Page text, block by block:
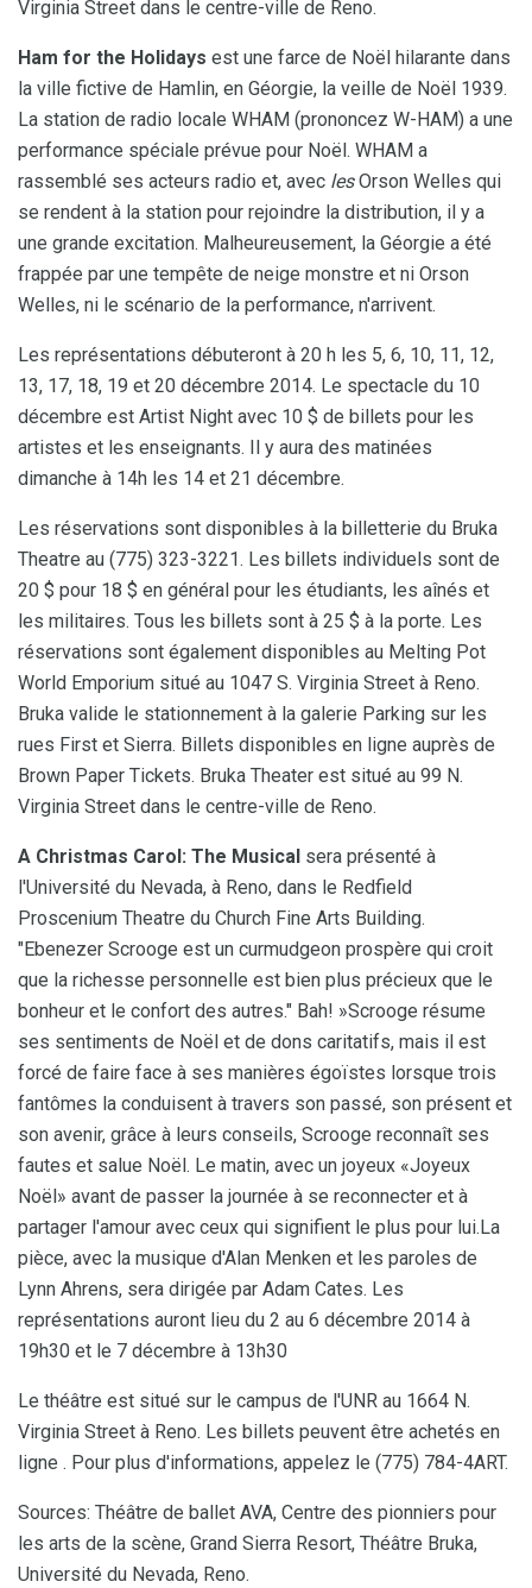
Virginia Street dans le centre-ville de Reno.
Ham for the Holidays est une farce de Noël hilarante dans
la ville fictive de Hamlin, en Géorgie, la veille de Noël 1939.
La station de radio locale WHAM (prononcez W-HAM) a une
performance spéciale prévue pour Noël. WHAM a
rassemblé ses acteurs radio et, avec lesOrson Welles qui
se rendent à la station pour rejoindre la distribution, il y a
une grande excitation. Malheureusement, la Géorgie a été
frappée par une tempête de neige monstre et ni Orson
Welles, ni le scénario de la performance, n'arrivent.
Les représentations débuteront à 20 h les 5, 6, 10, 11, 12,
13, 17, 18, 19 et 20 décembre 2014. Le spectacle du 10
décembre est Artist Night avec 10 $ de billets pour les
artistes et les enseignants. Il y aura des matinées
dimanche à 14h les 14 et 21 décembre.
Les réservations sont disponibles à la billetterie du Bruka
Theatre au (775) 323-3221. Les billets individuels sont de
20 $ pour 18 $ en général pour les étudiants, les aînés et
les militaires. Tous les billets sont à 25 $ à la porte. Les
réservations sont également disponibles au Melting Pot
World Emporium situé au 1047 S. Virginia Street à Reno.
Bruka valide le stationnement à la galerie Parking sur les
rues First et Sierra. Billets disponibles en ligne auprès de
Brown Paper Tickets. Bruka Theater est situé au 99 N.
Virginia Street dans le centre-ville de Reno.
A Christmas Carol: The Musical sera présenté à
l'Université du Nevada, à Reno, dans le Redfield
Proscenium Theatre du Church Fine Arts Building.
"Ebenezer Scrooge est un curmudgeon prospère qui croit
que la richesse personnelle est bien plus précieux que le
bonheur et le confort des autres." Bah! »Scrooge résume
ses sentiments de Noël et de dons caritatifs, mais il est
forcé de faire face à ses manières égoïstes lorsque trois
fantômes la conduisent à travers son passé, son présent et
son avenir, grâce à leurs conseils, Scrooge reconnaît ses
fautes et salue Noël. Le matin, avec un joyeux «Joyeux
Noël» avant de passer la journée à se reconnecter et à
partager l'amour avec ceux qui signifient le plus pour lui.La
pièce, avec la musique d'Alan Menken et les paroles de
Lynn Ahrens, sera dirigée par Adam Cates. Les
représentations auront lieu du 2 au 6 décembre 2014 à
19h30 et le 7 décembre à 13h30
Le théâtre est situé sur le campus de l'UNR au 1664 N.
Virginia Street à Reno. Les billets peuvent être achetés en
ligne . Pour plus d'informations, appelez le (775) 784-4ART.
Sources: Théâtre de ballet AVA, Centre des pionniers pour
les arts de la scène, Grand Sierra Resort, Théâtre Bruka,
Université du Nevada, Reno.